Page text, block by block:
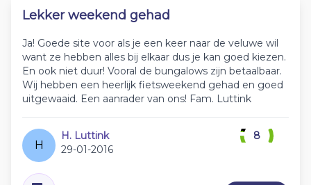
Lekker weekend gehad
Ja! Goede site voor als je een keer naar de veluwe wil
want ze hebben alles bij elkaar dus je kan goed kiezen.
En ook niet duur! Vooral de bungalows zijn betaalbaar.
Wij hebben een heerlijk fietsweekend gehad en goed
uitgewaaid. Een aanrader van ons! Fam. Luttink
H
H. Luttink
29-01-2016
8